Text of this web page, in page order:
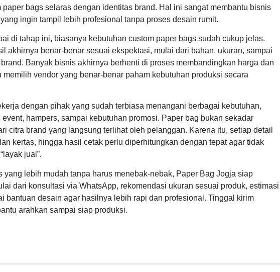
bags selaras dengan identitas brand. Hal ini sangat membantu bisnis
ingin tampil lebih profesional tanpa proses desain rumit.
di tahap ini, biasanya kebutuhan custom paper bags sudah cukup jelas.
akhirnya benar-benar sesuai ekspektasi, mulai dari bahan, ukuran, sampai
Banyak bisnis akhirnya berhenti di proses membandingkan harga dan
memilih vendor yang benar-benar paham kebutuhan produksi secara
dengan pihak yang sudah terbiasa menangani berbagai kebutuhan,
hampers, sampai kebutuhan promosi. Paper bag bukan sekadar
citra brand yang langsung terlihat oleh pelanggan. Karena itu, setiap detail
kertas, hingga hasil cetak perlu diperhitungkan dengan tepat agar tidak
jual”.
yang lebih mudah tanpa harus menebak-nebak, Paper Bag Jogja siap
dari konsultasi via WhatsApp, rekomendasi ukuran sesuai produk, estimasi
bantuan desain agar hasilnya lebih rapi dan profesional. Tinggal kirim
arahkan sampai siap produksi.